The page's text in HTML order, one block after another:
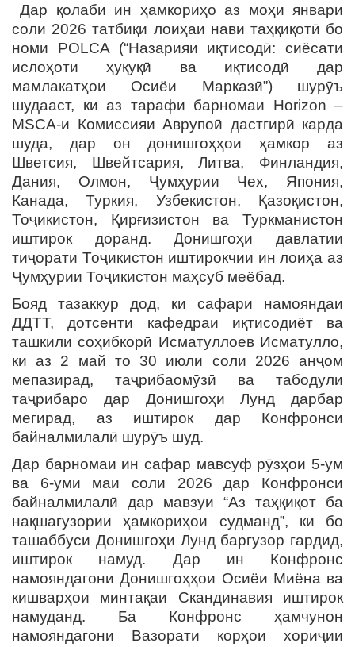
Дар қолаби ин ҳамкориҳо аз моҳи январи
соли 2026 татбиқи лоиҳаи нави таҳқиқотӣ бо
номи POLCA (“Назарияи иқтисодӣ: сиёсати
ислоҳоти ҳуқуқӣ ва иқтисодӣ дар
мамлакатҳои Осиёи Марказӣ”) шурӯъ
шудааст, ки аз тарафи барномаи Horizon –
MSCA-и Комиссияи Аврупоӣ дастгирӣ карда
шуда, дар он донишгоҳҳои ҳамкор аз
Шветсия, Швейтсария, Литва, Финландия,
Дания, Олмон, Ҷумҳурии Чех, Япония,
Канада, Туркия, Узбекистон, Қазоқистон,
Тоҷикистон, Қирғизистон ва Туркманистон
иштирок доранд. Донишгоҳи давлатии
тиҷорати Тоҷикистон иштирокчии ин лоиҳа аз
Ҷумҳурии Тоҷикистон маҳсуб меёбад.
Бояд тазаккур дод, ки сафари намояндаи
ДДТТ, дотсенти кафедраи иқтисодиёт ва
ташкили соҳибкорӣ Исматуллоев Исматулло,
ки аз 2 май то 30 июли соли 2026 анҷом
мепазирад, таҷрибаомӯзӣ ва табодули
таҷрибаро дар Донишгоҳи Лунд дарбар
мегирад, аз иштирок дар Конфронси
байналмилалӣ шурӯъ шуд.
Дар барномаи ин сафар мавсуф рӯзҳои 5-ум
ва 6-уми маи соли 2026 дар Конфронси
байналмилалӣ дар мавзуи “Аз таҳқиқот ба
нақшагузории ҳамкориҳои судманд”, ки бо
ташаббуси Донишгоҳи Лунд баргузор гардид,
иштирок намуд. Дар ин Конфронс
намояндагони Донишгоҳҳои Осиёи Миёна ва
кишварҳои минтақаи Скандинавия иштирок
намуданд. Ба Конфронс ҳамчунон
намояндагони Вазорати корҳои хориҷии